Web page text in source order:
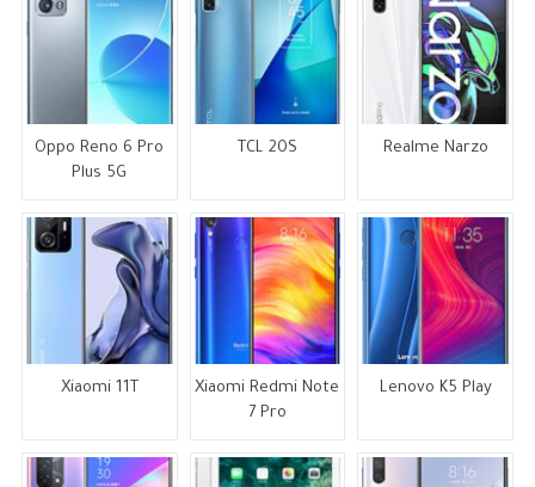
Oppo Reno 6 Pro
Plus 5G
TCL 20S Realme Narzo
Xiaomi 11T
Xiaomi Redmi Note
7 Pro
Lenovo K5 Play